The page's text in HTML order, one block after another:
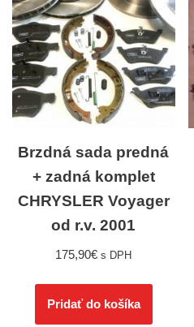
Brzdná sada predná
+ zadná komplet
CHRYSLER Voyager
od r.v. 2001
175,90€ s DPH
Pridať do košíka